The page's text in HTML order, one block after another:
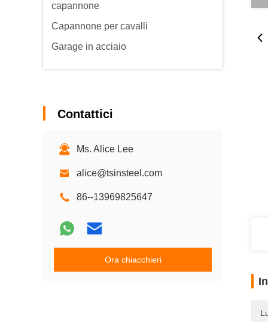
capannone
Capannone per cavalli
Garage in acciaio
Contattici
Ms. Alice Lee
alice@tsinsteel.com
86--13969825647
Ora chiacchieri